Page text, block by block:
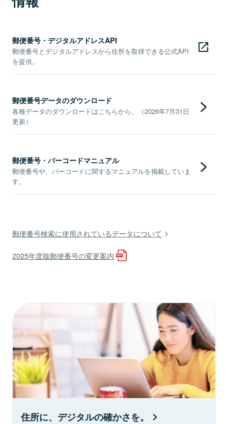
郵便番号・デジタルアドレスAPI
郵便番号とデジタルアドレスから住所を取得できる公式API
を提供。
郵便番号データのダウンロード
各種データのダウンロードはこちらから。（2026年7月31日
更新）
郵便番号・バーコードマニュアル
郵便番号や、バーコードに関するマニュアルを掲載していま
す。
郵便番号検索に使用されているデータについて
2025年度版郵便番号の変更案内
住所に、デジタルの確かさを。